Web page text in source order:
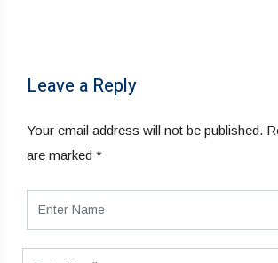
Leave a Reply
Your email address will not be published.
are marked *